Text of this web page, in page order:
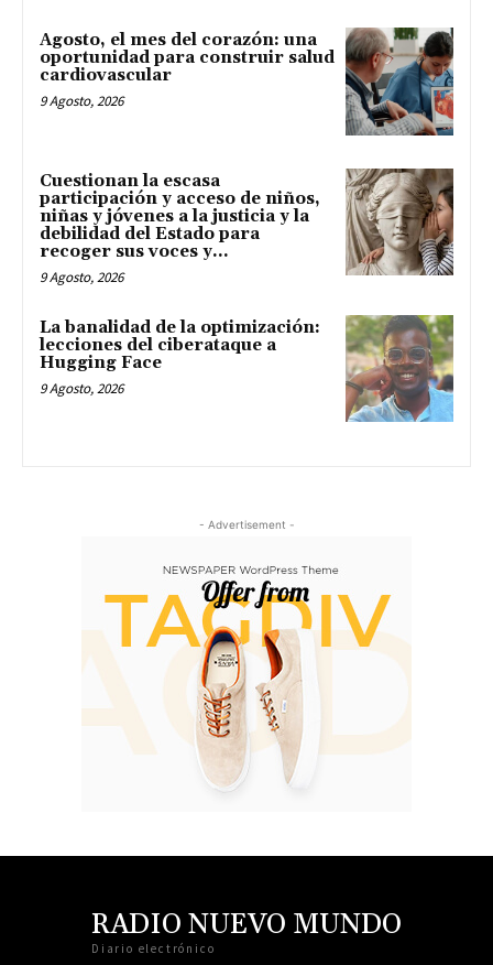
Agosto, el mes del corazón: una
oportunidad para construir salud
cardiovascular
9 Agosto, 2026
Cuestionan la escasa
participación y acceso de niños,
niñas y jóvenes a la justicia y la
debilidad del Estado para
recoger sus voces y...
9 Agosto, 2026
La banalidad de la optimización:
lecciones del ciberataque a
Hugging Face
9 Agosto, 2026
- Advertisement -
RADIO NUEVO MUNDO
Diario electrónico